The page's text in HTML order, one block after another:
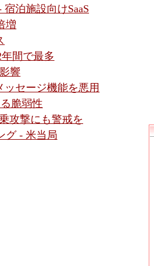
泊施設向けSaaS
増
間で最多
響
セージ機能を悪用
脆弱性
攻撃にも警戒を
グ - 米当局